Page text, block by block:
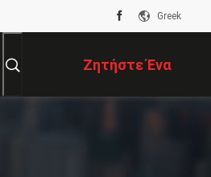
Greek
Ζητήστε Ένα
Απόσπασμα